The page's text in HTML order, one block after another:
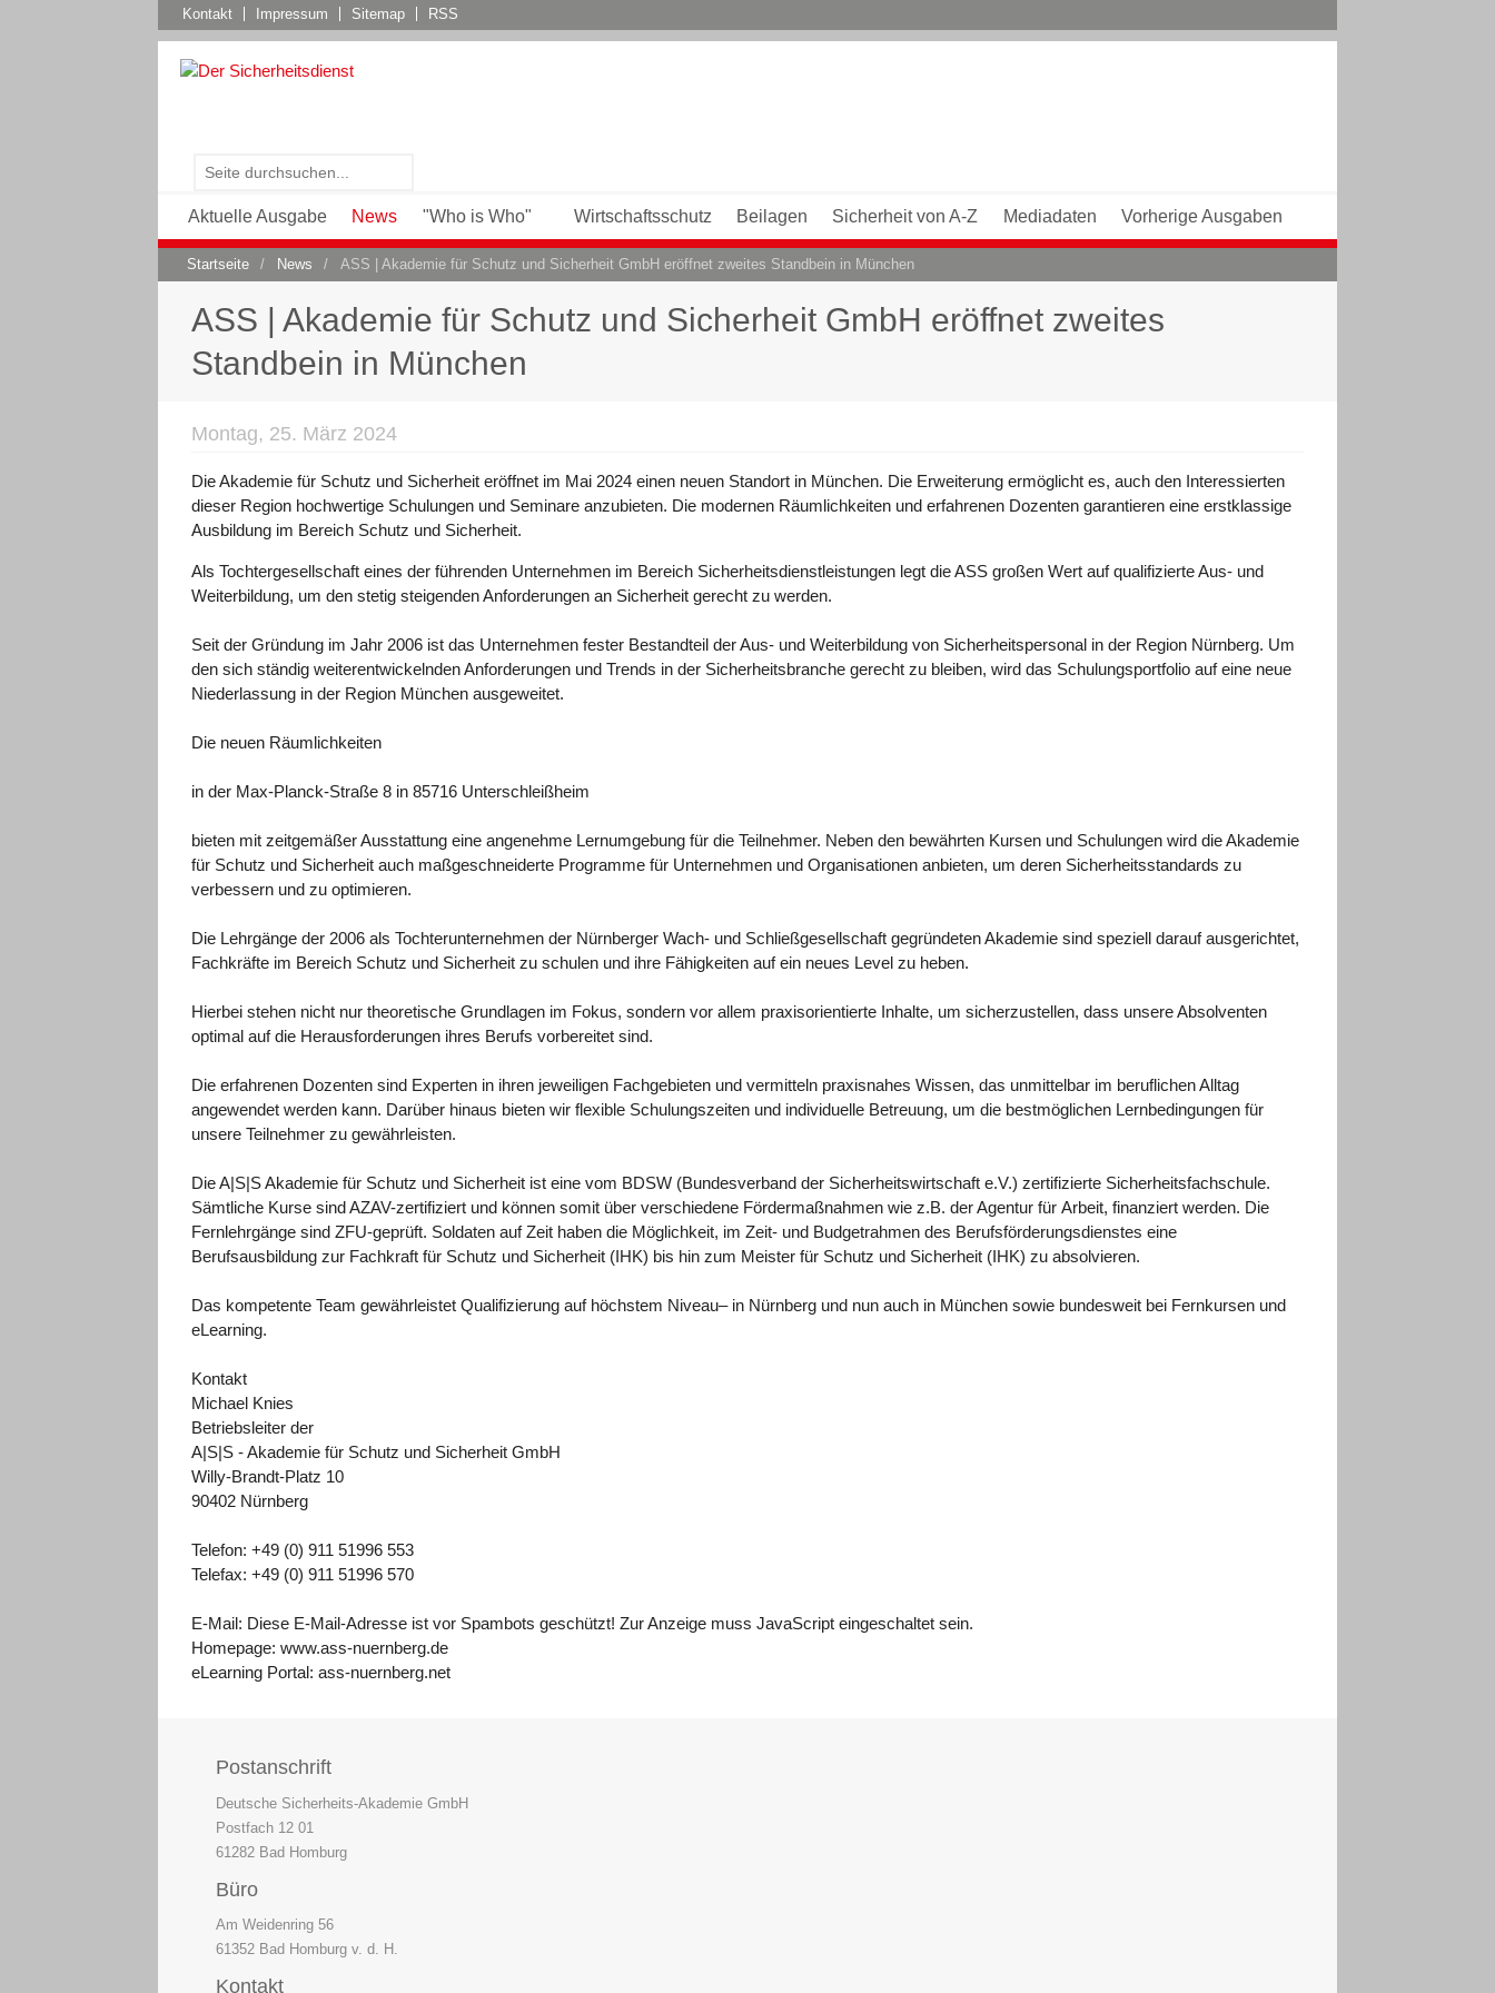
Kontakt Impressum Sitemap RSS
Aktuelle Ausgabe News "Who is Who" Wirtschaftsschutz Beilagen Sicherheit von A-Z Mediadaten Vorherige Ausgaben
Startseite / News / ASS | Akademie für Schutz und Sicherheit GmbH eröffnet zweites Standbein in München
ASS | Akademie für Schutz und Sicherheit GmbH eröffnet zweites
Standbein in München
Montag, 25. März 2024
Die Akademie für Schutz und Sicherheit eröffnet im Mai 2024 einen neuen Standort in München. Die Erweiterung ermöglicht es, auch den Interessierten
dieser Region hochwertige Schulungen und Seminare anzubieten. Die modernen Räumlichkeiten und erfahrenen Dozenten garantieren eine erstklassige
Ausbildung im Bereich Schutz und Sicherheit.
Als Tochtergesellschaft eines der führenden Unternehmen im Bereich Sicherheitsdienstleistungen legt die ASS großen Wert auf qualifizierte Aus- und
Weiterbildung, um den stetig steigenden Anforderungen an Sicherheit gerecht zu werden.
Seit der Gründung im Jahr 2006 ist das Unternehmen fester Bestandteil der Aus- und Weiterbildung von Sicherheitspersonal in der Region Nürnberg. Um
den sich ständig weiterentwickelnden Anforderungen und Trends in der Sicherheitsbranche gerecht zu bleiben, wird das Schulungsportfolio auf eine neue
Niederlassung in der Region München ausgeweitet.
Die neuen Räumlichkeiten
in der Max-Planck-Straße 8 in 85716 Unterschleißheim
bieten mit zeitgemäßer Ausstattung eine angenehme Lernumgebung für die Teilnehmer. Neben den bewährten Kursen und Schulungen wird die Akademie
für Schutz und Sicherheit auch maßgeschneiderte Programme für Unternehmen und Organisationen anbieten, um deren Sicherheitsstandards zu
verbessern und zu optimieren.
Die Lehrgänge der 2006 als Tochterunternehmen der Nürnberger Wach- und Schließgesellschaft gegründeten Akademie sind speziell darauf ausgerichtet,
Fachkräfte im Bereich Schutz und Sicherheit zu schulen und ihre Fähigkeiten auf ein neues Level zu heben.
Hierbei stehen nicht nur theoretische Grundlagen im Fokus, sondern vor allem praxisorientierte Inhalte, um sicherzustellen, dass unsere Absolventen
optimal auf die Herausforderungen ihres Berufs vorbereitet sind.
Die erfahrenen Dozenten sind Experten in ihren jeweiligen Fachgebieten und vermitteln praxisnahes Wissen, das unmittelbar im beruflichen Alltag
angewendet werden kann. Darüber hinaus bieten wir flexible Schulungszeiten und individuelle Betreuung, um die bestmöglichen Lernbedingungen für
unsere Teilnehmer zu gewährleisten.
Die A|S|S Akademie für Schutz und Sicherheit ist eine vom BDSW (Bundesverband der Sicherheitswirtschaft e.V.) zertifizierte Sicherheitsfachschule.
Sämtliche Kurse sind AZAV-zertifiziert und können somit über verschiedene Fördermaßnahmen wie z.B. der Agentur für Arbeit, finanziert werden. Die
Fernlehrgänge sind ZFU-geprüft. Soldaten auf Zeit haben die Möglichkeit, im Zeit- und Budgetrahmen des Berufsförderungsdienstes eine
Berufsausbildung zur Fachkraft für Schutz und Sicherheit (IHK) bis hin zum Meister für Schutz und Sicherheit (IHK) zu absolvieren.
Das kompetente Team gewährleistet Qualifizierung auf höchstem Niveau– in Nürnberg und nun auch in München sowie bundesweit bei Fernkursen und
eLearning.
Kontakt
Michael Knies
Betriebsleiter der
A|S|S - Akademie für Schutz und Sicherheit GmbH
Willy-Brandt-Platz 10
90402 Nürnberg
Telefon: +49 (0) 911 51996 553
Telefax: +49 (0) 911 51996 570
E-Mail: Diese E-Mail-Adresse ist vor Spambots geschützt! Zur Anzeige muss JavaScript eingeschaltet sein.
Homepage: www.ass-nuernberg.de
eLearning Portal: ass-nuernberg.net
Postanschrift
Deutsche Sicherheits-Akademie GmbH
Postfach 12 01
61282 Bad Homburg
Büro
Am Weidenring 56
61352 Bad Homburg v. d. H.
Kontakt